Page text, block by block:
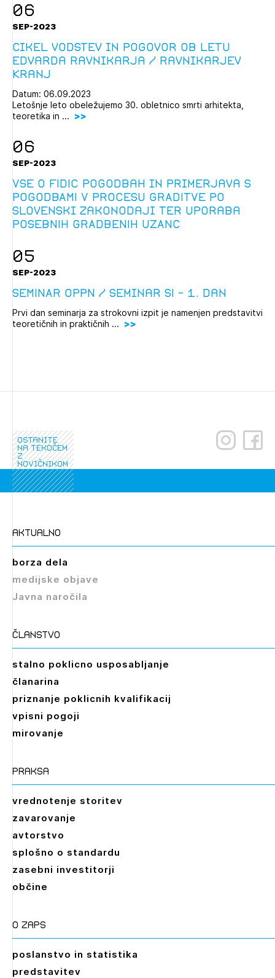
06
SEP-2023
Cikel vodstev in pogovor ob letu
Edvarda Ravnikarja / Ravnikarjev
Kranj
Datum: 06.09.2023
Letošnje leto obeležujemo 30. obletnico smrti arhitekta,
teoretika in ...
06
SEP-2023
Vse o FIDIC pogodbah in primerjava s
POGODBAMI V PROCESU GRADITVE po
slovenski zakonodaji ter uporaba
POSEBNIH GRADBENIH UZANC
05
SEP-2023
SEMINAR OPPN / Seminar SI – 1. dan
Prvi dan seminarja za strokovni izpit je namenjen predstavitvi
teoretičnih in praktičnih ...
ostanite
na tekočem
z
novičnikom
aktualno
borza dela
medijske objave
Javna naročila
članstvo
stalno poklicno usposabljanje
članarina
priznanje poklicnih kvalifikacij
vpisni pogoji
mirovanje
praksa
vrednotenje storitev
zavarovanje
avtorstvo
splošno o standardu
zasebni investitorji
občine
O zaps
poslanstvo in statistika
predstavitev